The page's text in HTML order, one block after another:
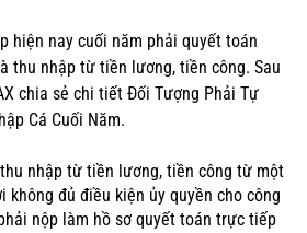
hiện nay cuối năm phải quyết toán
thu nhập từ tiền lương, tiền công. Sau
chia sẻ chi tiết Đối Tượng Phải Tự
Cá Cuối Năm.
nhập từ tiền lương, tiền công từ một
không đủ điều kiện ủy quyền cho công
nộp làm hồ sơ quyết toán trực tiếp